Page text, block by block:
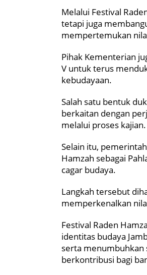
Melalui Festival
tetapi juga
mempertemukan
Pihak Kementerian
V untuk terus
kebudayaan.
Salah satu bentuk
berkaitan dengan
melalui proses kajian.
Selain itu,
Hamzah sebagai
cagar budaya.
Langkah tersebut
memperkenalkan
Festival Raden
identitas budaya
serta menumbuhkan
berkontribusi bagi